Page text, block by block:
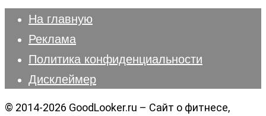
На главную
Реклама
Политика конфиденциальности
Дисклеймер
© 2014-2026 GoodLooker.ru – Сайт о фитнесе,